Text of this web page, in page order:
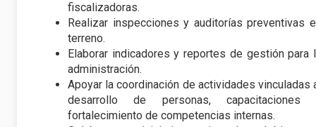
fiscalizadoras.
Realizar inspecciones y auditorías preventivas
terreno.
Elaborar indicadores y reportes de gestión para
administración.
Apoyar la coordinación de actividades vinculadas
desarrollo de personas, capacitaciones
fortalecimiento de competencias internas.